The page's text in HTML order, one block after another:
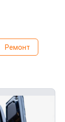
Ремонт